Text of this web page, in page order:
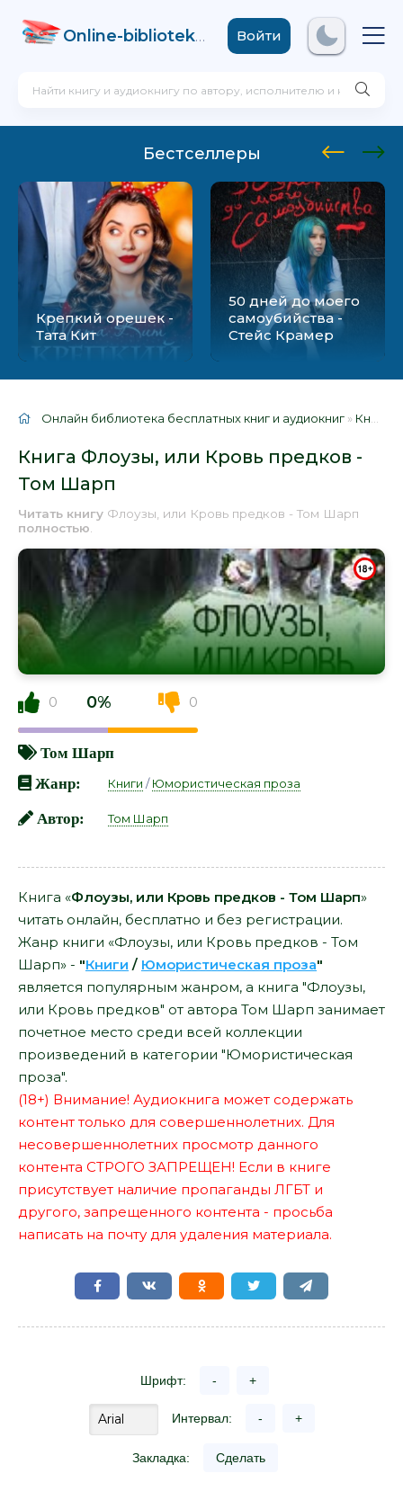
Online-biblioteka .comВойти
Бестселлеры
Крепкий орешек -
Тата Кит
50 дней до моего
самоубийства -
Стейс Крамер
Онлайн библиотека бесплатных книг и аудиокниг » Книги
Книга Флоузы, или Кровь предков -
Том Шарп
Читать книгу Флоузы, или Кровь предков - Том Шарп
полностью
0 0% 0
Том Шарп
Жанр:
Книги /Юмористическая проза
Автор: Том Шарп
Книга «Флоузы, или Кровь предков - Том Шарп»
читать онлайн, бесплатно и без регистрации.
Жанр книги «Флоузы, или Кровь предков - Том
Шарп» - "Книги / Юмористическая проза"
является популярным жанром, а книга "Флоузы,
или Кровь предков" от автора Том Шарп занимает
почетное место среди всей коллекции
произведений в категории "Юмористическая
проза".
(18+) Внимание! Аудиокнига может содержать
контент только для совершеннолетних. Для
несовершеннолетних просмотр данного
контента СТРОГО ЗАПРЕЩЕН! Если в книге
присутствует наличие пропаганды ЛГБТ и
другого, запрещенного контента - просьба
написать на почту для удаления материала.
Шрифт: - +
Интервал: - +
Закладка: Сделать